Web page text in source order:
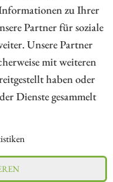
zu Ihrer
Partner für soziale
Unsere Partner
mit weiteren
haben oder
Dienste gesammelt
für
Kapitalmarkt